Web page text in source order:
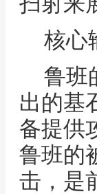
核心
鲁班
出的基
备提供
鲁班的
击，是